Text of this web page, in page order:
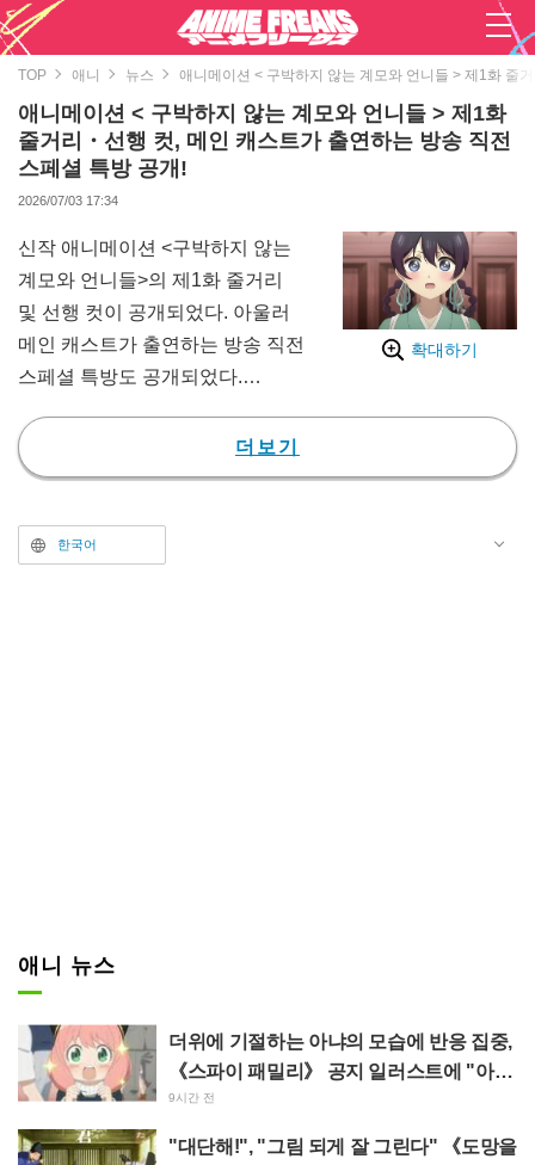
TOP 애니 뉴스 애니메이션 < 구박하지 않는 계모와 언니들 > 제1화 줄
애니메이션 < 구박하지 않는 계모와 언니들 > 제1화
줄거리・선행 컷, 메인 캐스트가 출연하는 방송 직전
스페셜 특방 공개!
2026/07/03 17:34
확대하기
신작 애니메이션 <구박하지 않는
계모와 언니들>의 제1화 줄거리
및 선행 컷이 공개되었다. 아울러
메인 캐스트가 출연하는 방송 직전
스페셜 특방도 공개되었다.
(※전자책 포함)를 돌파한 인기 만
화가 원작. 어머니의 죽음을 계기
진 소녀 나카무라 미야(CV. 스즈키
히나)는 첩의 자식인 자신에게 향
더보기
한국어
애니 뉴스
더위에 기절하는 아냐의 모습에 반응 집중,
《스파이 패밀리》 공지 일러스트에 "아냐
가 녹고 있다"
9시간 전
"대단해!", "그림 되게 잘 그린다" 《도망을